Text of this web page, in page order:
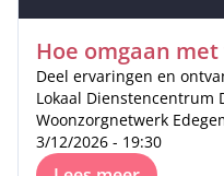
Hoe omgaan
Deel ervaringen en
Lokaal Dienstencentrum
Woonzorgnetwerk
3/12/2026 - 19:30